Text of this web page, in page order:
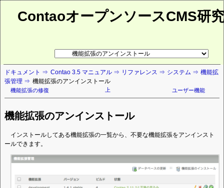
ContaoオープンソースCMS研
先
ペ
ドキュメント Contao 3.5 マニュアル リファレンス システム
機能拡
張管理
機能拡張のアンインストール
機能拡張の修復 上 ユーザー機能
機能拡張のアンインストール
インストールしてある機能拡張の一覧から、不要な機能拡張をアンインスト
ールできます。